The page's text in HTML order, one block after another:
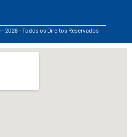
2026 - Todos os Direitos Reservados